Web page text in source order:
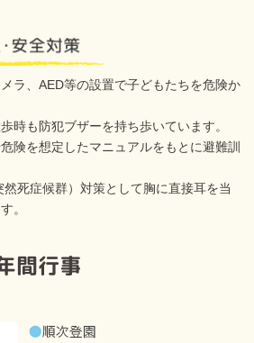
ラ、AED等の設置で子どもたちを危険か
時も防犯ブザーを持ち歩いています。
険を想定したマニュアルをもとに避難訓
死症候群）対策として胸に直接耳を当
。